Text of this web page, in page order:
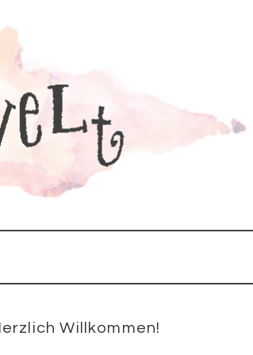
Willkommen!